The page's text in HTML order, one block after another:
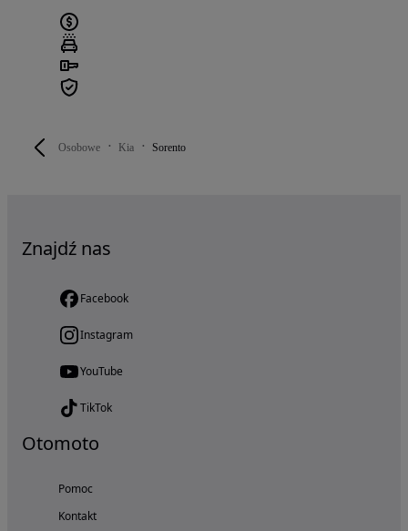
Osobowe Kia Sorento
Znajdź nas
Facebook
Instagram
YouTube
TikTok
Otomoto
Pomoc
Kontakt